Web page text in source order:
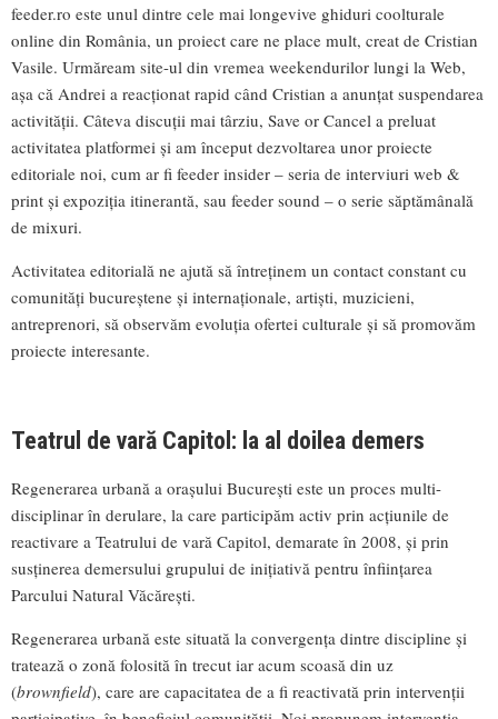
feeder.ro este unul dintre cele mai longevive ghiduri coolturale
online din România, un proiect care ne place mult, creat de Cristian
Vasile. Urmăream site-ul din vremea weekendurilor lungi la Web,
așa că Andrei a reacționat rapid când Cristian a anunțat suspendarea
activității. Câteva discuții mai târziu, Save or Cancel a preluat
activitatea platformei și am început dezvoltarea unor proiecte
editoriale noi, cum ar fi feeder insider – seria de interviuri web &
print și expoziția itinerantă, sau feeder sound – o serie săptămânală
de mixuri.
Activitatea editorială ne ajută să întreținem un contact constant cu
comunități bucureștene și internaționale, artiști, muzicieni,
antreprenori, să observăm evoluția ofertei culturale și să promovăm
proiecte interesante.
Teatrul de vară Capitol: la al doilea demers
Regenerarea urbană a orașului București este un proces multi-
disciplinar în derulare, la care participăm activ prin acțiunile de
reactivare a Teatrului de vară Capitol, demarate în 2008, și prin
susținerea demersului grupului de inițiativă pentru înființarea
Parcului Natural Văcărești.
Regenerarea urbană este situată la convergența dintre discipline și
tratează o zonă folosită în trecut iar acum scoasă din uz
(brownfield), care are capacitatea de a fi reactivată prin intervenții